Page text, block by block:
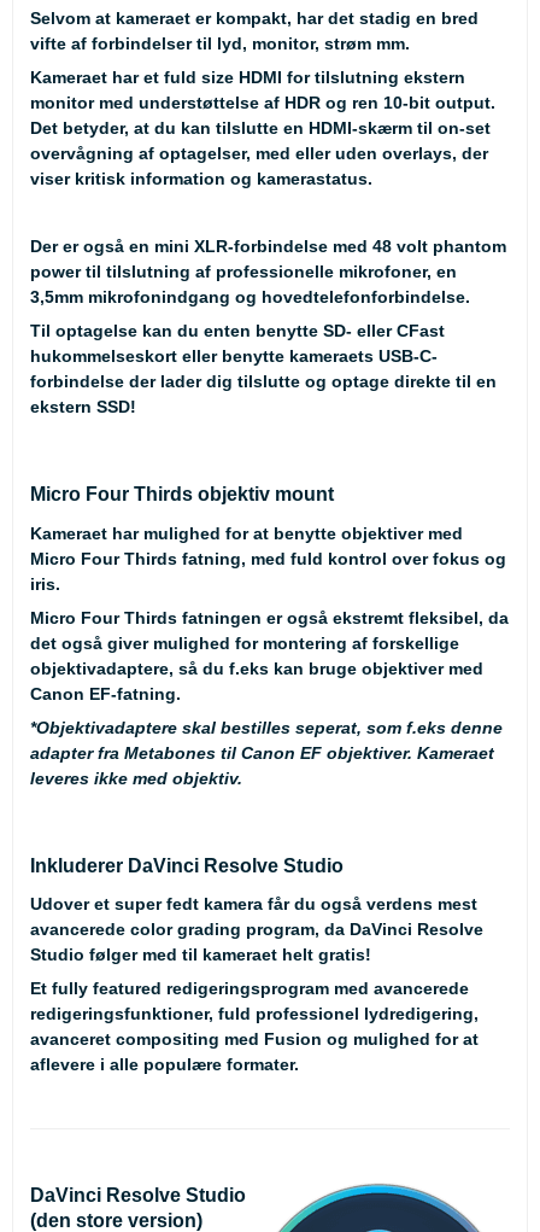
Selvom at kameraet er kompakt, har det stadig en bred
vifte af forbindelser til lyd, monitor, strøm mm.
Kameraet har et fuld size HDMI for tilslutning ekstern
monitor med understøttelse af HDR og ren 10-bit output.
Det betyder, at du kan tilslutte en HDMI-skærm til on-set
overvågning af optagelser, med eller uden overlays, der
viser kritisk information og kamerastatus.
Der er også en mini XLR-forbindelse med 48 volt phantom
power til tilslutning af professionelle mikrofoner, en
3,5mm mikrofonindgang og hovedtelefonforbindelse.
Til optagelse kan du enten benytte SD- eller CFast
hukommelseskort eller benytte kameraets USB-C-
forbindelse der lader dig tilslutte og optage direkte til en
ekstern SSD!
Micro Four Thirds objektiv mount
Kameraet har mulighed for at benytte objektiver med
Micro Four Thirds fatning, med fuld kontrol over fokus og
iris.
Micro Four Thirds fatningen er også ekstremt fleksibel, da
det også giver mulighed for montering af forskellige
objektivadaptere, så du f.eks kan bruge objektiver med
Canon EF-fatning.
*Objektivadaptere skal bestilles seperat, som f.eks denne
adapter fra Metabones til Canon EF objektiver. Kameraet
leveres ikke med objektiv.
Inkluderer DaVinci Resolve Studio
Udover et super fedt kamera får du også verdens mest
avancerede color grading program, da DaVinci Resolve
Studio følger med til kameraet helt gratis!
Et fully featured redigeringsprogram med avancerede
redigeringsfunktioner, fuld professionel lydredigering,
avanceret compositing med Fusion og mulighed for at
aflevere i alle populære formater.
DaVinci Resolve Studio
(den store version)